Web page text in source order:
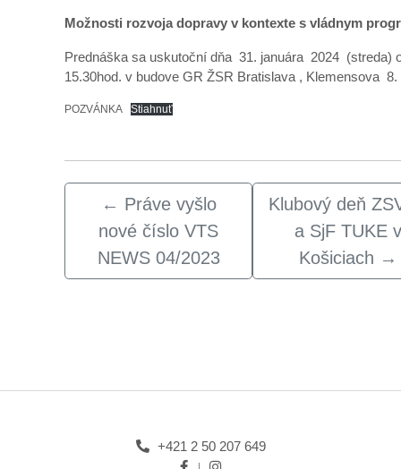
Možnosti rozvoja dopravy v kontexte s vládnym
Prednáška sa uskutoční dňa 31. januára 2024 (streda)
15.30hod. v budove GR ŽSR Bratislava , Klemensova 8.
POZVÁNKA Stiahnuť
← Práve vyšlo
nové číslo VTS
NEWS 04/2023
Klubový deň
a SjF TUKE
Košiciach →
+421 2 50 207 649